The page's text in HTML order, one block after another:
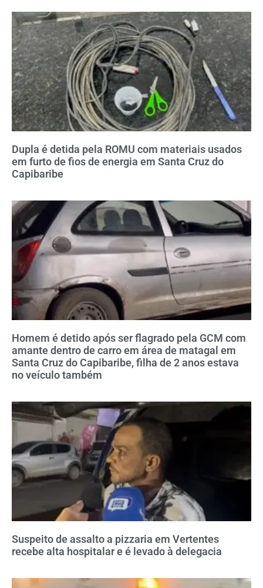
Dupla é detida pela ROMU com materiais usados
em furto de fios de energia em Santa Cruz do
Capibaribe
Homem é detido após ser flagrado pela GCM com
amante dentro de carro em área de matagal em
Santa Cruz do Capibaribe, filha de 2 anos estava
no veículo também
Suspeito de assalto a pizzaria em Vertentes
recebe alta hospitalar e é levado à delegacia